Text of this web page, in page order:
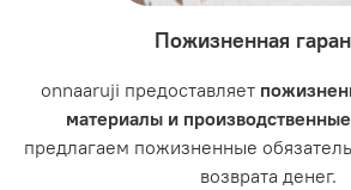
Пожизненная
onnaaruji предоставляет
материалы и
предлагаем пожизненные
возврата денег.